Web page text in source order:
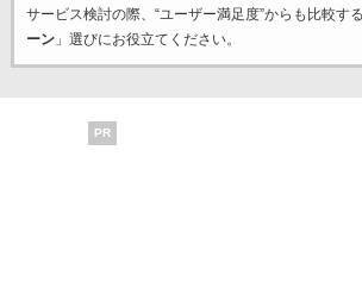
サービス検討の際、“ユーザー満足度”からも比較す
ーン」選びにお役立てください。
PR